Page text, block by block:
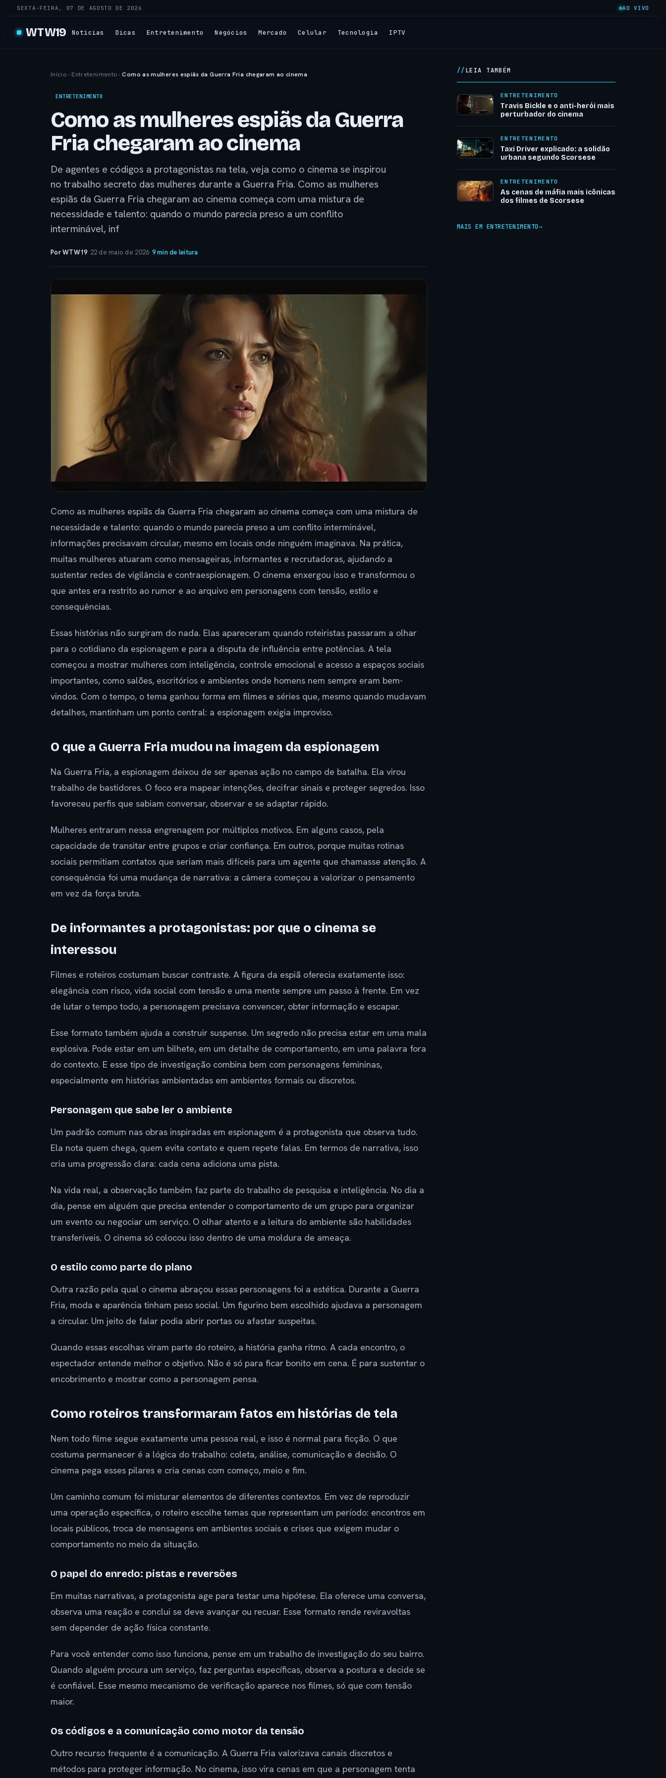
SEXTA-FEIRA, 07 DE AGOSTO DE 2026 AO VIVO
WTW19 Notícias Dicas Entretenimento Negócios Mercado Celular Tecnologia IPTV
Início › Entretenimento › Como as mulheres espiãs da Guerra Fria chegaram ao cinema
ENTRETENIMENTO
Como as mulheres espiãs da Guerra
Fria chegaram ao cinema
De agentes e códigos a protagonistas na tela, veja como o cinema se inspirou
no trabalho secreto das mulheres durante a Guerra Fria. Como as mulheres
espiãs da Guerra Fria chegaram ao cinema começa com uma mistura de
necessidade e talento: quando o mundo parecia preso a um conflito
interminável, inf
Por WTW19· 22 de maio de 2026·9 min de leitura
Como as mulheres espiãs da Guerra Fria chegaram ao cinema começa com uma mistura de
necessidade e talento: quando o mundo parecia preso a um conflito interminável,
informações precisavam circular, mesmo em locais onde ninguém imaginava. Na prática,
muitas mulheres atuaram como mensageiras, informantes e recrutadoras, ajudando a
sustentar redes de vigilância e contraespionagem. O cinema enxergou isso e transformou o
que antes era restrito ao rumor e ao arquivo em personagens com tensão, estilo e
consequências.
Essas histórias não surgiram do nada. Elas apareceram quando roteiristas passaram a olhar
para o cotidiano da espionagem e para a disputa de influência entre potências. A tela
começou a mostrar mulheres com inteligência, controle emocional e acesso a espaços sociais
importantes, como salões, escritórios e ambientes onde homens nem sempre eram bem-
vindos. Com o tempo, o tema ganhou forma em filmes e séries que, mesmo quando mudavam
detalhes, mantinham um ponto central: a espionagem exigia improviso.
O que a Guerra Fria mudou na imagem da espionagem
Na Guerra Fria, a espionagem deixou de ser apenas ação no campo de batalha. Ela virou
trabalho de bastidores. O foco era mapear intenções, decifrar sinais e proteger segredos. Isso
favoreceu perfis que sabiam conversar, observar e se adaptar rápido.
Mulheres entraram nessa engrenagem por múltiplos motivos. Em alguns casos, pela
capacidade de transitar entre grupos e criar confiança. Em outros, porque muitas rotinas
sociais permitiam contatos que seriam mais difíceis para um agente que chamasse atenção. A
consequência foi uma mudança de narrativa: a câmera começou a valorizar o pensamento
em vez da força bruta.
De informantes a protagonistas: por que o cinema se
interessou
Filmes e roteiros costumam buscar contraste. A figura da espiã oferecia exatamente isso:
elegância com risco, vida social com tensão e uma mente sempre um passo à frente. Em vez
de lutar o tempo todo, a personagem precisava convencer, obter informação e escapar.
Esse formato também ajuda a construir suspense. Um segredo não precisa estar em uma mala
explosiva. Pode estar em um bilhete, em um detalhe de comportamento, em uma palavra fora
do contexto. E esse tipo de investigação combina bem com personagens femininas,
especialmente em histórias ambientadas em ambientes formais ou discretos.
Personagem que sabe ler o ambiente
Um padrão comum nas obras inspiradas em espionagem é a protagonista que observa tudo.
Ela nota quem chega, quem evita contato e quem repete falas. Em termos de narrativa, isso
cria uma progressão clara: cada cena adiciona uma pista.
Na vida real, a observação também faz parte do trabalho de pesquisa e inteligência. No dia a
dia, pense em alguém que precisa entender o comportamento de um grupo para organizar
um evento ou negociar um serviço. O olhar atento e a leitura do ambiente são habilidades
transferíveis. O cinema só colocou isso dentro de uma moldura de ameaça.
O estilo como parte do plano
Outra razão pela qual o cinema abraçou essas personagens foi a estética. Durante a Guerra
Fria, moda e aparência tinham peso social. Um figurino bem escolhido ajudava a personagem
a circular. Um jeito de falar podia abrir portas ou afastar suspeitas.
Quando essas escolhas viram parte do roteiro, a história ganha ritmo. A cada encontro, o
espectador entende melhor o objetivo. Não é só para ficar bonito em cena. É para sustentar o
encobrimento e mostrar como a personagem pensa.
Como roteiros transformaram fatos em histórias de tela
Nem todo filme segue exatamente uma pessoa real, e isso é normal para ficção. O que
costuma permanecer é a lógica do trabalho: coleta, análise, comunicação e decisão. O
cinema pega esses pilares e cria cenas com começo, meio e fim.
Um caminho comum foi misturar elementos de diferentes contextos. Em vez de reproduzir
uma operação específica, o roteiro escolhe temas que representam um período: encontros em
locais públicos, troca de mensagens em ambientes sociais e crises que exigem mudar o
comportamento no meio da situação.
O papel do enredo: pistas e reversões
Em muitas narrativas, a protagonista age para testar uma hipótese. Ela oferece uma conversa,
observa uma reação e conclui se deve avançar ou recuar. Esse formato rende reviravoltas
sem depender de ação física constante.
Para você entender como isso funciona, pense em um trabalho de investigação do seu bairro.
Quando alguém procura um serviço, faz perguntas específicas, observa a postura e decide se
é confiável. Esse mesmo mecanismo de verificação aparece nos filmes, só que com tensão
maior.
Os códigos e a comunicação como motor da tensão
Outro recurso frequente é a comunicação. A Guerra Fria valorizava canais discretos e
métodos para proteger informação. No cinema, isso vira cenas em que a personagem tenta
LEIA TAMBÉM
ENTRETENIMENTO
Travis Bickle e o anti-herói mais
perturbador do cinema
ENTRETENIMENTO
Taxi Driver explicado: a solidão
urbana segundo Scorsese
ENTRETENIMENTO
As cenas de máfia mais icônicas
dos filmes de Scorsese
MAIS EM ENTRETENIMENTO